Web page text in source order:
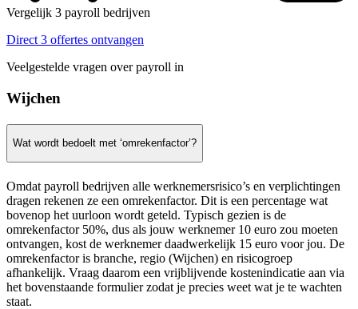
Vergelijk 3 payroll bedrijven
Direct 3 offertes ontvangen
Veelgestelde vragen over payroll in
Wijchen
Wat wordt bedoelt met ‘omrekenfactor’?
Omdat payroll bedrijven alle werknemersrisico’s en verplichtingen
dragen rekenen ze een omrekenfactor. Dit is een percentage wat
bovenop het uurloon wordt geteld. Typisch gezien is de
omrekenfactor 50%, dus als jouw werknemer 10 euro zou moeten
ontvangen, kost de werknemer daadwerkelijk 15 euro voor jou. De
omrekenfactor is branche, regio (Wijchen) en risicogroep
afhankelijk. Vraag daarom een vrijblijvende kostenindicatie aan via
het bovenstaande formulier zodat je precies weet wat je te wachten
staat.